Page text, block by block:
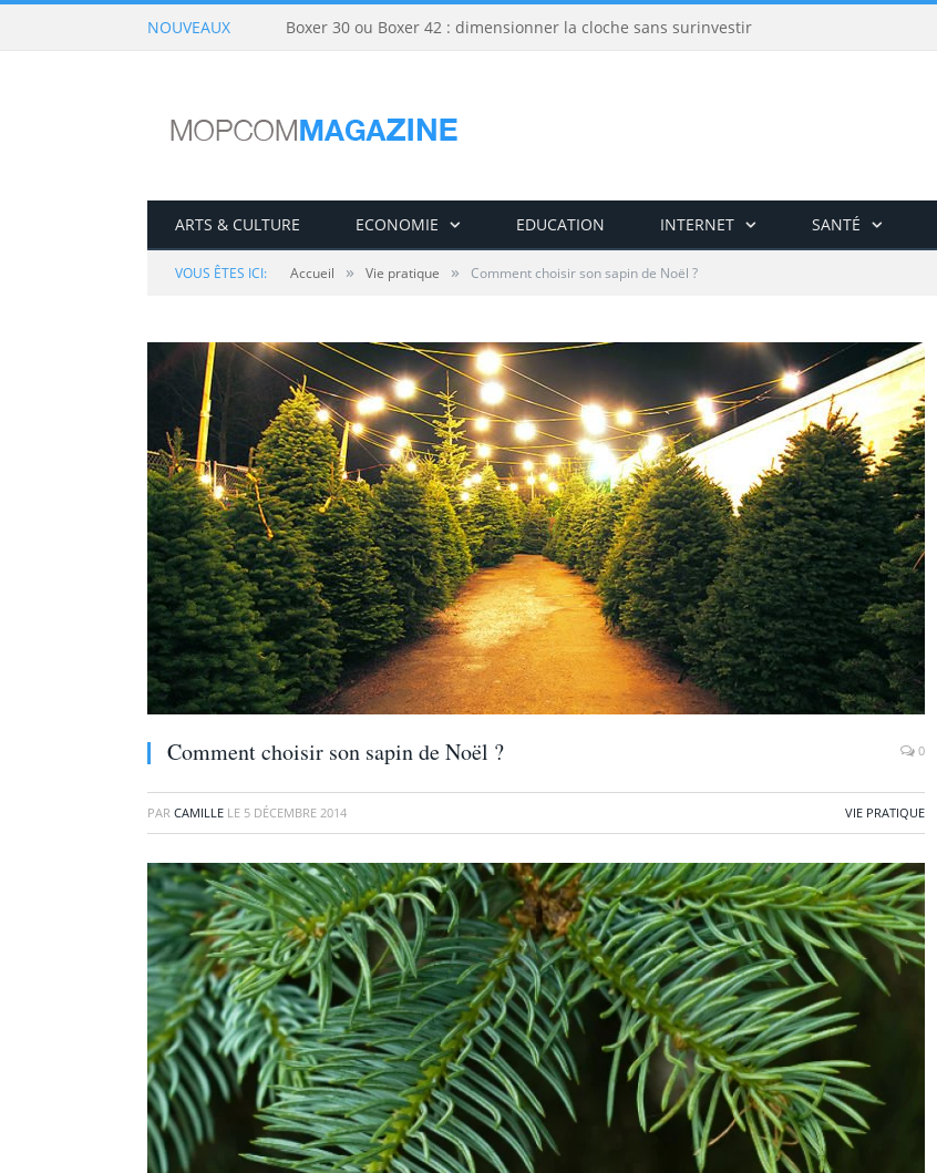
NOUVEAUX Boxer 30 ou Boxer 42 : dimensionner la cloche sans surinvestir
ARTS & CULTURE ECONOMIE EDUCATION INTERNET SANTÉ
VOUS ÊTES ICI: Accueil » Vie pratique » Comment choisir son sapin de Noël ?
Comment choisir son sapin de Noël ? 0
PAR CAMILLE LE 5 DÉCEMBRE 2014 VIE PRATIQUE